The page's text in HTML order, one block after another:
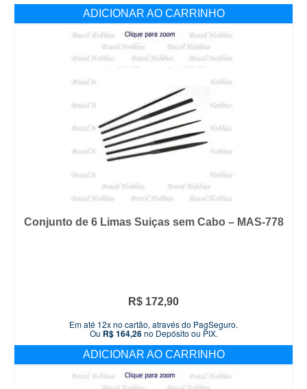
ADICIONAR AO CARRINHO
Conjunto de 6 Limas Suiças sem Cabo – MAS-778
R$ 172,90
Em até 12x no cartão, através do PagSeguro.
Ou R$164,26no Depósito ou PIX.
ADICIONAR AO CARRINHO